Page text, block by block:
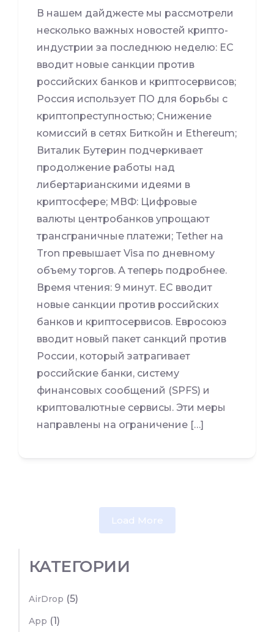
В нашем дайджесте мы рассмотрели
несколько важных новостей крипто-
индустрии за последнюю неделю: ЕС
вводит новые санкции против
российских банков и криптосервисов;
Россия использует ПО для борьбы с
криптопреступностью; Снижение
комиссий в сетях Биткойн и Ethereum;
Виталик Бутерин подчеркивает
продолжение работы над
либертарианскими идеями в
криптосфере; МВФ: Цифровые
валюты центробанков упрощают
трансграничные платежи; Tether на
Tron превышает Visa по дневному
объему торгов. А теперь подробнее.
Время чтения: 9 минут. ЕС вводит
новые санкции против российских
банков и криптосервисов. Евросоюз
вводит новый пакет санкций против
России, который затрагивает
российские банки, систему
финансовых сообщений (SPFS) и
криптовалютные сервисы. Эти меры
направлены на ограничение […]
Load More
КАТЕГОРИИ
AirDrop (5)
App (1)